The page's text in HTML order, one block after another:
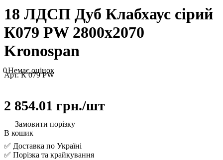
18 ЛДСП Дуб Клабхаус сірий
К079 PW 2800х2070
Kronospan
0Немає оцінок
Арт.К 079 PW
2 854.01 грн./шт
Замовити порізку
В кошик
✅ Доставка по Україні
✅ Порізка та крайкування